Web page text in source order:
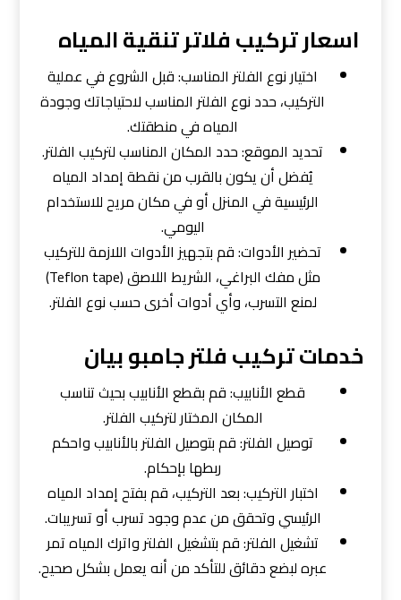
اسعار تركيب فلاتر تنقية المياه
اختيار نوع الفلتر المناسب: قبل الشروع في عملية
التركيب، حدد نوع الفلتر المناسب لاحتياجاتك وجودة
المياه في منطقتك.
تحديد الموقع: حدد المكان المناسب لتركيب الفلتر.
يُفضل أن يكون بالقرب من نقطة إمداد المياه
الرئيسية في المنزل أو في مكان مريح للاستخدام
اليومي.
تحضير الأدوات: قم بتجهيز الأدوات اللازمة للتركيب
مثل مفك البراغي، الشريط اللاصق (Teflon tape)
لمنع التسرب، وأي أدوات أخرى حسب نوع الفلتر.
خدمات تركيب فلتر جامبو بيان
قطع الأنابيب: قم بقطع الأنابيب بحيث تناسب
المكان المختار لتركيب الفلتر.
توصيل الفلتر: قم بتوصيل الفلتر بالأنابيب واحكم
ربطها بإحكام.
اختبار التركيب: بعد التركيب، قم بفتح إمداد المياه
الرئيسي وتحقق من عدم وجود تسرب أو تسريبات.
تشغيل الفلتر: قم بتشغيل الفلتر واترك المياه تمر
عبره لبضع دقائق للتأكد من أنه يعمل بشكل صحيح.